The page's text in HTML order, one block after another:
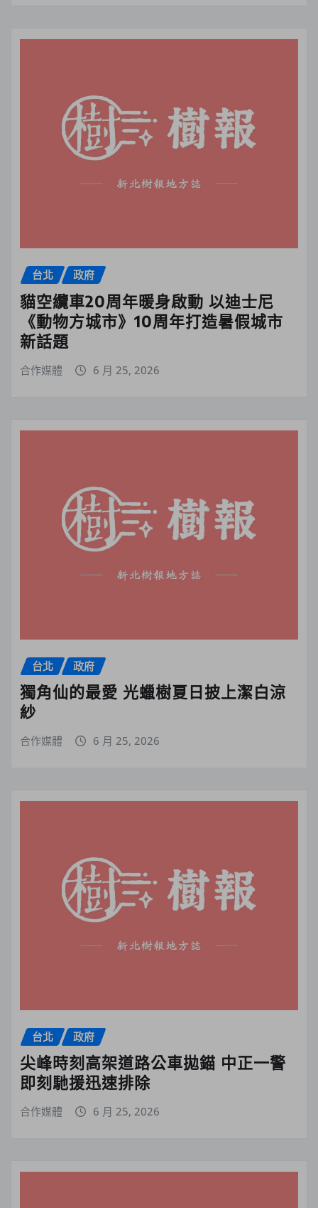
台北 政府
貓空纜車20周年暖身啟動 以迪士尼
《動物方城市》10周年打造暑假城市
新話題
合作媒體 6 月 25, 2026
台北 政府
獨角仙的最愛 光蠟樹夏日披上潔白涼
紗
合作媒體 6 月 25, 2026
台北 政府
尖峰時刻高架道路公車拋錨 中正一警
即刻馳援迅速排除
合作媒體 6 月 25, 2026